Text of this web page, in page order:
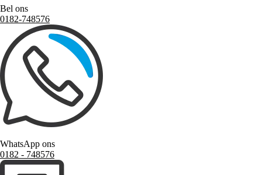
Bel ons
0182-748576
WhatsApp ons
0182 ‑ 748576